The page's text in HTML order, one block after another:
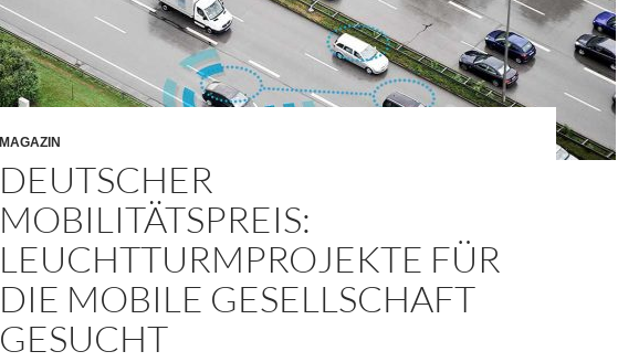
MAGAZIN
DEUTSCHER
MOBILITÄTSPREIS:
LEUCHTTURMPROJEKTE FÜR
DIE MOBILE GESELLSCHAFT
GESUCHT